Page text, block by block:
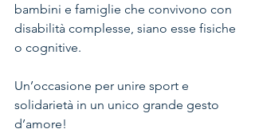
bambini e famiglie che convivono con
disabilità complesse, siano esse fisiche
o cognitive.
Un’occasione per unire sport e
solidarietà in un unico grande gesto
d’amore!